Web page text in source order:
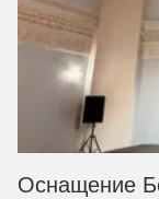
Оснащение